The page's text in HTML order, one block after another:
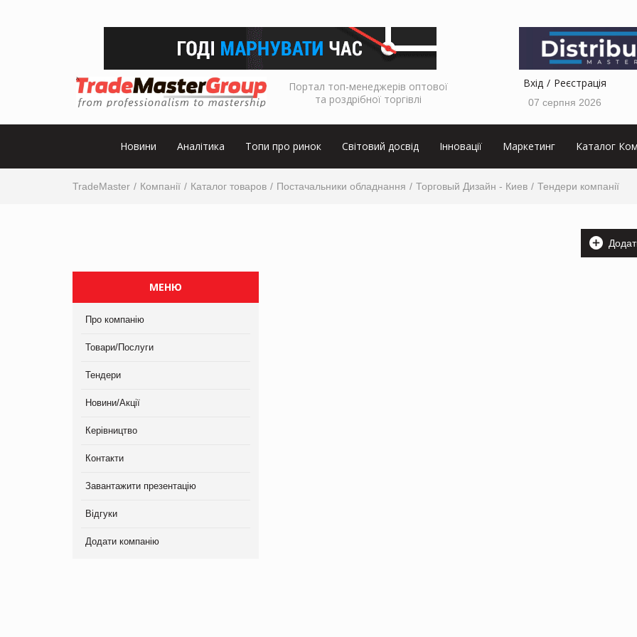
Портал топ-менеджерів оптової
та роздрібної торгівлі
Вхід Реєстрація
07 серпня 2026
Новини Аналітика Топи про ринок Світовий досвід Інновації Маркетинг Каталог
TradeMaster Компанії Каталог товаров Постачальники обладнання Торговый Дизайн - Киев Тендери компанії
МЕНЮ
Про компанію
Товари/Послуги
Тендери
Новини/Акції
Керівництво
Контакти
Завантажити презентацію
Відгуки
Додати компанію